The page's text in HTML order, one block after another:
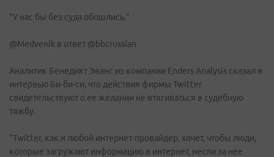
"У нас бы без суда обошлись."
@Medvenik в ответ @bbcrussian
Аналитик Бенедикт Эванс из компании Enders Analysis сказал в
интервью Би-би-си, что действия фирмы Twitter
свидетельствуют о ее желании не втягиваться в судебную
тяжбу.
"Twitter, как и любой интернет-провайдер, хочет, чтобы люди,
которые загружают информацию в интернет, несли за нее